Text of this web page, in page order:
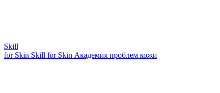
Skill
for Skin Skill for Skin Академия проблем кожи